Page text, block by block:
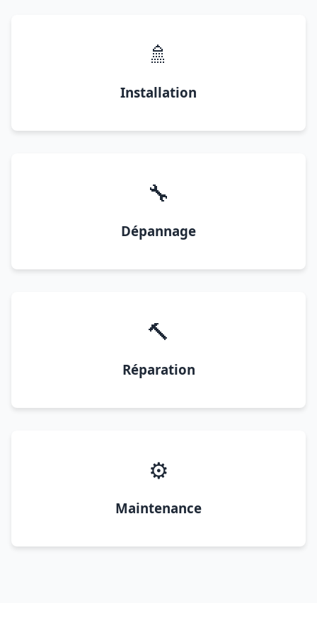
🚿
Installation
🔧
Dépannage
🔨
Réparation
⚙️
Maintenance